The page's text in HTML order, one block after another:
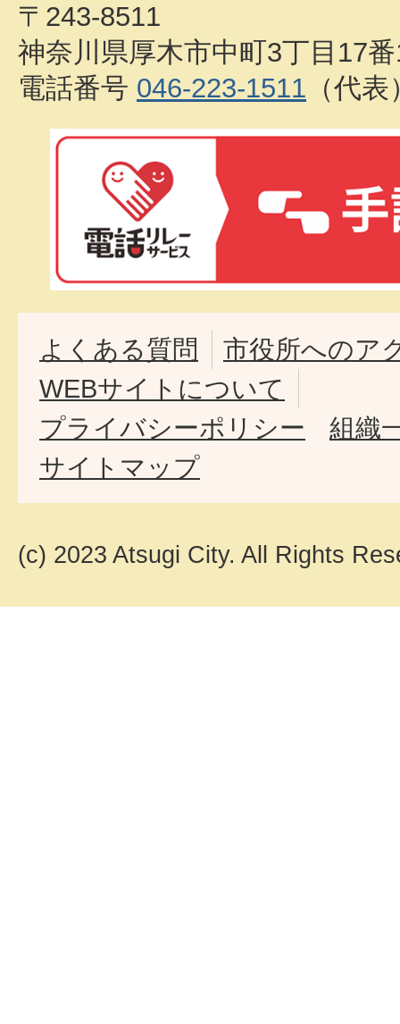
〒243-8511
神奈川県厚木市中町3丁目17
電話番号 046-223-1511 （代表
よくある質問
市役所へのア
WEBサイトについて
プライバシーポリシー
組織
サイトマップ
(c) 2023 Atsugi City. All Rights